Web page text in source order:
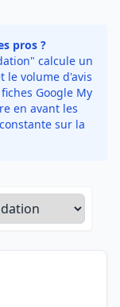
pros ?
calcule un
le volume d'avis
Google My
en avant les
sur la